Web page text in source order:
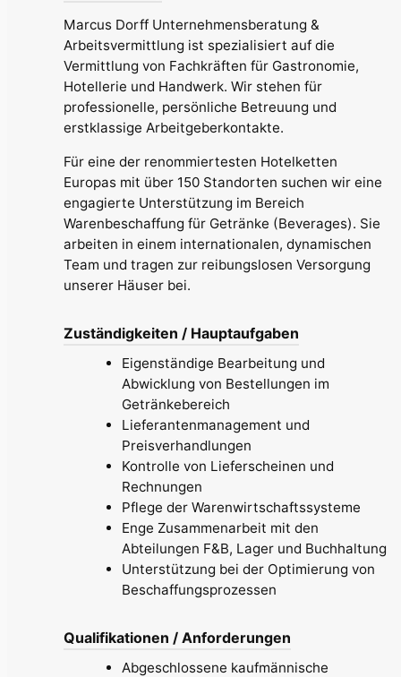
Marcus Dorff Unternehmensberatung &
Arbeitsvermittlung ist spezialisiert auf die
Vermittlung von Fachkräften für Gastronomie,
Hotellerie und Handwerk. Wir stehen für
professionelle, persönliche Betreuung und
erstklassige Arbeitgeberkontakte.
Für eine der renommiertesten Hotelketten
Europas mit über 150 Standorten suchen wir eine
engagierte Unterstützung im Bereich
Warenbeschaffung für Getränke (Beverages). Sie
arbeiten in einem internationalen, dynamischen
Team und tragen zur reibungslosen Versorgung
unserer Häuser bei.
Zuständigkeiten / Hauptaufgaben
Eigenständige Bearbeitung und
Abwicklung von Bestellungen im
Getränkebereich
Lieferantenmanagement und
Preisverhandlungen
Kontrolle von Lieferscheinen und
Rechnungen
Pflege der Warenwirtschaftssysteme
Enge Zusammenarbeit mit den
Abteilungen F&B, Lager und Buchhaltung
Unterstützung bei der Optimierung von
Beschaffungsprozessen
Qualifikationen / Anforderungen
Abgeschlossene kaufmännische